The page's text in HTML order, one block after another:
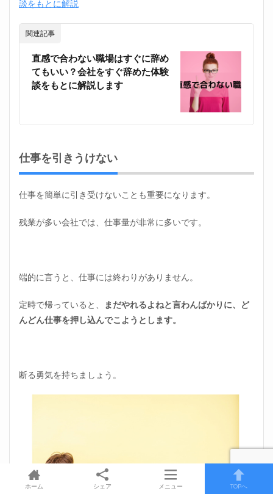
談をもとに解説
関連記事
直感で合わない職場はすぐに辞め
てもいい？会社をすぐ辞めた体験
談をもとに解説します
仕事を引きうけない
仕事を簡単に引き受けないことも重要になります。
残業が多い会社では、仕事量が非常に多いです。
端的に言うと、仕事には終わりがありません。
定時で帰っていると、
まだやれるよねと言わんばかりに、ど
んどん仕事を押し込んでこようとします。
断る勇気を持ちましょう。
ホーム シェア メニュー TOPへ